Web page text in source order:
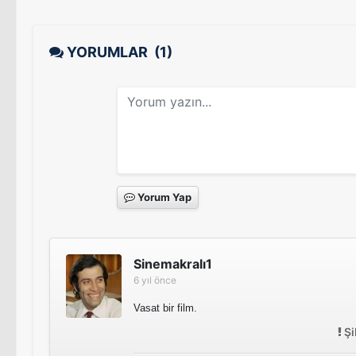
YORUMLAR (1)
Yorum Yap
Sinemakralı1
6 yıl önce
Vasat bir film.